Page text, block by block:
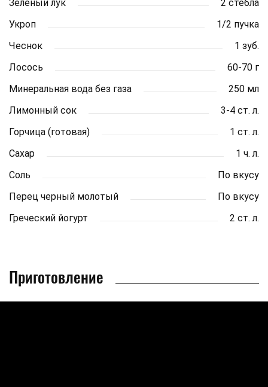
Зеленый лук
2 стебла
Укроп
1/2 пучка
Чеснок
1 зуб.
Лосось
60-70 г
Минеральная вода без газа
250 мл
Лимонный сок
3-4 ст. л.
Горчица (готовая)
1 ст. л.
Сахар
1 ч. л.
Соль
По вкусу
Перец черный молотый
По вкусу
Греческий йогурт
2 ст. л.
Приготовление